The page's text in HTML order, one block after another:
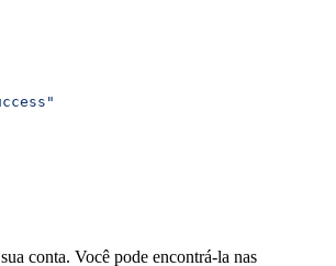
conta. Você pode encontrá-la nas